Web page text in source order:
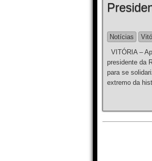
Notícias
VITÓRIA –
presidente da
para se
extremo da